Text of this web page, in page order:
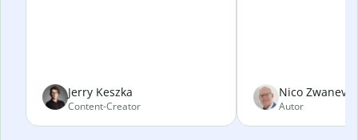
Jerry Keszka
Content-Creator
Nico
Autor